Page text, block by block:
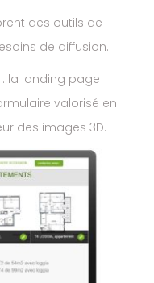
des outils de
de diffusion.
la landing page
valorisé en
des images 3D.